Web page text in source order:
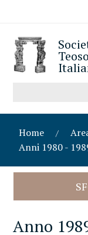
Home
Anni 1980 -
Anno